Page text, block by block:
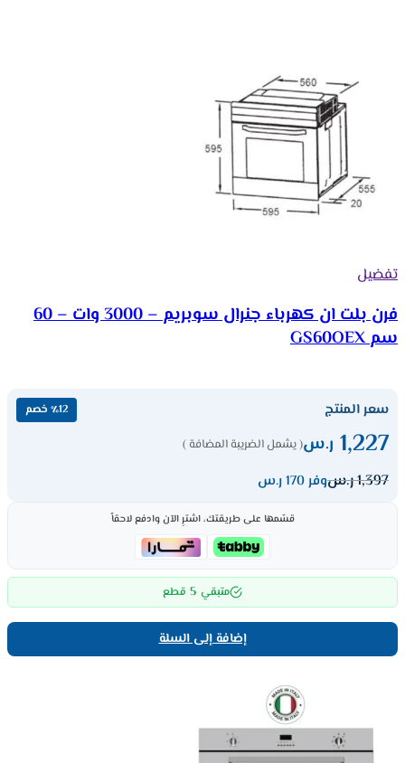
تفضيل
فرن بلت ان كهرباء جنرال سوبريم – 3000 وات – 60
سم GS60OEX
سعر المنتج ٪12 خصم
1,227 ر.س( يشمل الضريبة المضافة )
1,397ر.سوفر 170 ر.س
قسّمها على طريقتك، اشترِ الآن وادفع لاحقاً
متبقي 5 قطع
إضافة إلى السلة